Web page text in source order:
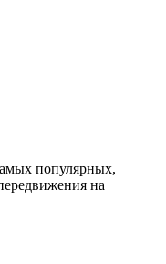
популярных,
на